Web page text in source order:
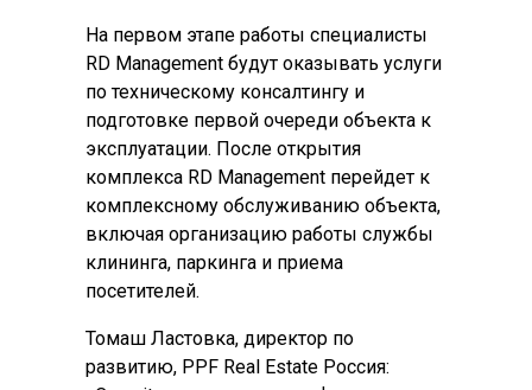
На первом этапе работы специалисты
RD Management будут оказывать услуги
по техническому консалтингу и
подготовке первой очереди объекта к
эксплуатации. После открытия
комплекса RD Management перейдет к
комплексному обслуживанию объекта,
включая организацию работы службы
клининга, паркинга и приема
посетителей.
Томаш Ластовка, директор по
развитию, PPF Real Estate Россия: